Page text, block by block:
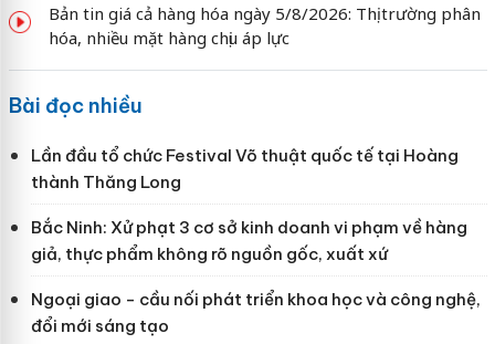
Bản tin giá cả hàng hóa ngày 5/8/2026: Thị trường phân
hóa, nhiều mặt hàng chịu áp lực
Bài đọc nhiều
Lần đầu tổ chức Festival Võ thuật quốc tế tại Hoàng
thành Thăng Long
Bắc Ninh: Xử phạt 3 cơ sở kinh doanh vi phạm về hàng
giả, thực phẩm không rõ nguồn gốc, xuất xứ
Ngoại giao - cầu nối phát triển khoa học và công nghệ,
đổi mới sáng tạo